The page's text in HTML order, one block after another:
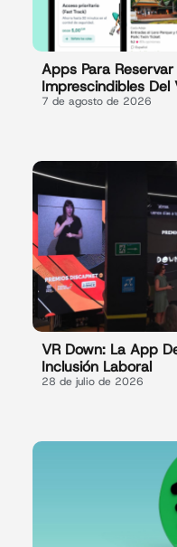
Apps Para
Imprescindibles Del
7 de agosto de 2026
VR Down: La App
Inclusión Laboral
28 de julio de 2026